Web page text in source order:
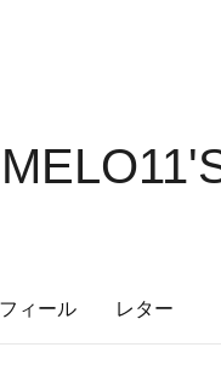
ィール レター